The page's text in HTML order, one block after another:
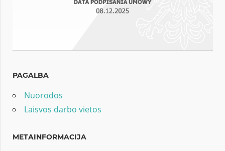
PAGALBA
Nuorodos
Laisvos darbo vietos
METAINFORMACIJA